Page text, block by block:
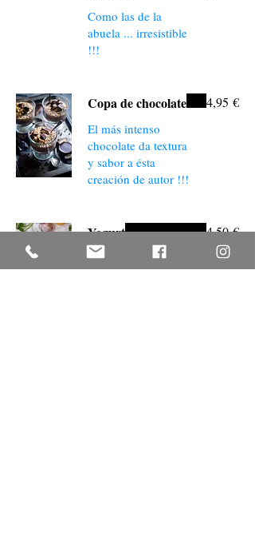
Como las de la
abuela ... irresistible
!!!
Copa de chocolate
El más intenso
chocolate da textura
y sabor a ésta
creación de autor !!!
4,95 €
Yogurt
Natural ... simple y
4,50 €